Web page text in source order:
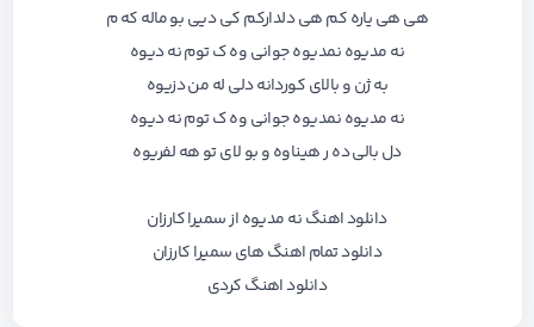
هی هی یاره کم هی دلدارکم کی دیی بو ماله که م
نه مدیوه نمدیوه جوانی وه ک توم نه دیوه
به ژن و بالای کوردانه دلی له من دزیوه
نه مدیوه نمدیوه جوانی وه ک توم نه دیوه
دل بالی ده ر هیناوه و بو لای تو هه لفریوه
دانلود اهنگ نه مدیوه از سمیرا کارزان
دانلود تمام اهنگ های سمیرا کارزان
دانلود اهنگ کردی